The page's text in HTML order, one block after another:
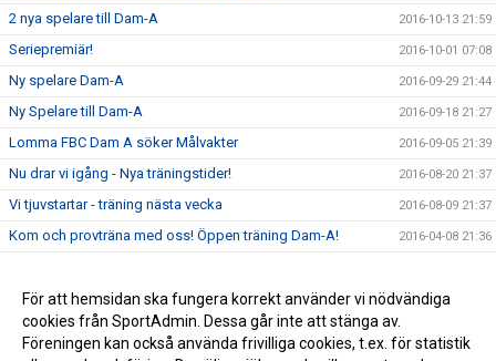
2 nya spelare till Dam-A 2016-10-13 21:59
Seriepremiär! 2016-10-01 07:08
Ny spelare Dam-A 2016-09-29 21:44
Ny Spelare till Dam-A 2016-09-18 21:27
Lomma FBC Dam A söker Målvakter 2016-09-05 21:39
Nu drar vi igång - Nya träningstider! 2016-08-20 21:37
Vi tjuvstartar - träning nästa vecka 2016-08-09 21:37
Kom och provträna med oss! Öppen träning Dam-A! 2016-04-08 21:36
Vill du vara med? Nu har vi nya tränare i Lomma FBC Dam-A 2016-03-23 21:33
A-lags Spelare sökes! 2016-03-03 21:29
För att hemsidan ska fungera korrekt använder vi nödvändiga
cookies från SportAdmin. Dessa går inte att stänga av.
Föreningen kan också använda frivilliga cookies, t.ex. för statistik